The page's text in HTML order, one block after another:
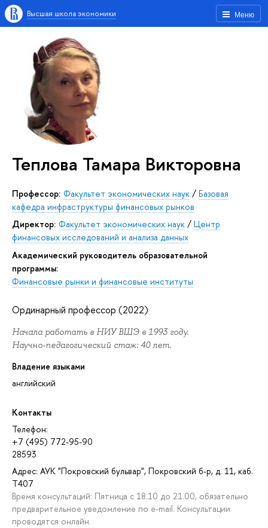
Меню
Высшая школа экономики
Теплова Тамара Викторовна
Профессор: Факультет экономических наук / Базовая
кафедра инфраструктуры финансовых рынков
Директор: Факультет экономических наук / Центр
финансовых исследований и анализа данных
Академический руководитель образовательной
программы:
Финансовые рынки и финансовые институты
Ординарный профессор (2022)
Начала работать в НИУ ВШЭ в 1993 году.
Научно-педагогический стаж: 40 лет.
Владение языками
английский
Контакты
Телефон:
+7 (495) 772-95-90
28593
Адрес: АУК "Покровский бульвар", Покровский б-р, д. 11, каб.
T407
Время консультаций: Пятница с 18.10 до 21.00, обязательно
предварительное уведомление по e-mail. Консультации
проводятся онлайн.